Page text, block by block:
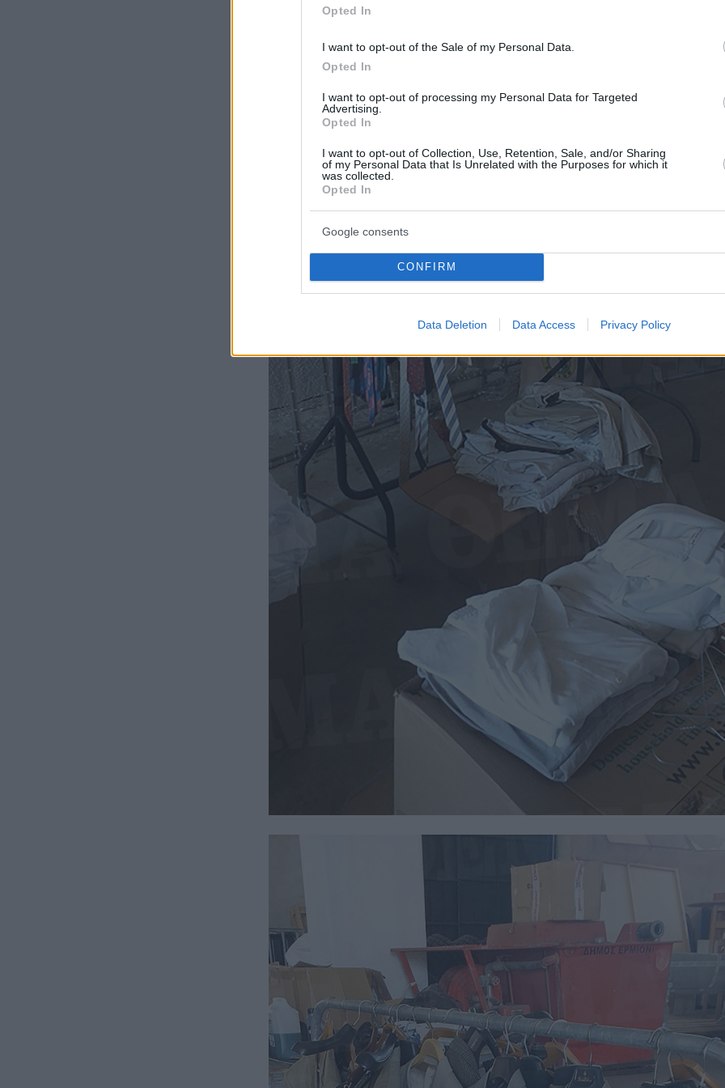
Opted In
I want to opt-out of the Sale of my Personal Data.
Opted In
I want to opt-out of processing my Personal Data for Targeted
Advertising.
Opted In
I want to opt-out of Collection, Use, Retention, Sale, and/or Sharing
of my Personal Data that Is Unrelated with the Purposes for which it
was collected.
Opted In
Google consents
CONFIRM
Data Deletion Data Access Privacy Policy